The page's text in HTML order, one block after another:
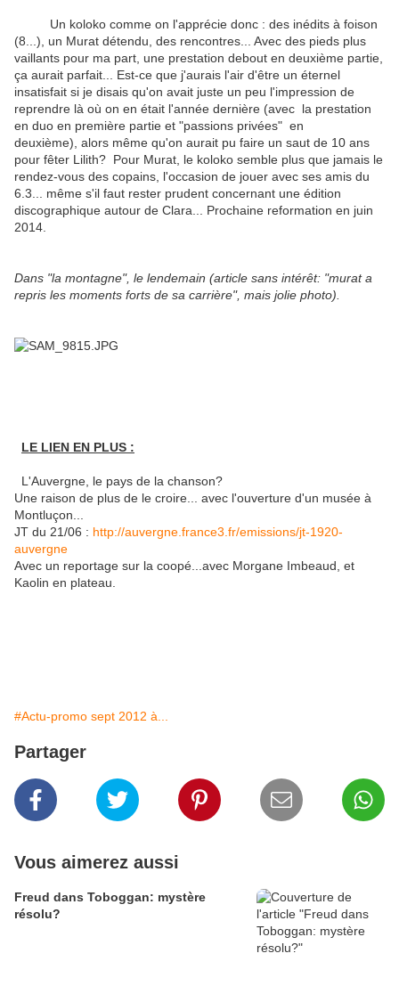
Un koloko comme on l'apprécie donc : des inédits à foison
(8...), un Murat détendu, des rencontres... Avec des pieds plus
vaillants pour ma part, une prestation debout en deuxième partie,
ça aurait parfait... Est-ce que j'aurais l'air d'être un éternel
insatisfait si je disais qu'on avait juste un peu l'impression de
reprendre là où on en était l'année dernière (avec la prestation
en duo en première partie et "passions privées" en
deuxième), alors même qu'on aurait pu faire un saut de 10 ans
pour fêter Lilith? Pour Murat, le koloko semble plus que jamais le
rendez-vous des copains, l'occasion de jouer avec ses amis du
6.3... même s'il faut rester prudent concernant une édition
discographique autour de Clara... Prochaine reformation en juin
2014.
Dans "la montagne", le lendemain (article sans intérêt: "murat a
repris les moments forts de sa carrière", mais jolie photo).
LE LIEN EN PLUS :
L'Auvergne, le pays de la chanson?
Une raison de plus de le croire... avec l'ouverture d'un musée à
Montluçon...
JT du 21/06 : http://auvergne.france3.fr/emissions/jt-1920-
auvergne
Avec un reportage sur la coopé...avec Morgane Imbeaud, et
Kaolin en plateau.
#Actu-promo sept 2012 à...
Partager
Vous aimerez aussi
Freud dans Toboggan: mystère
résolu?